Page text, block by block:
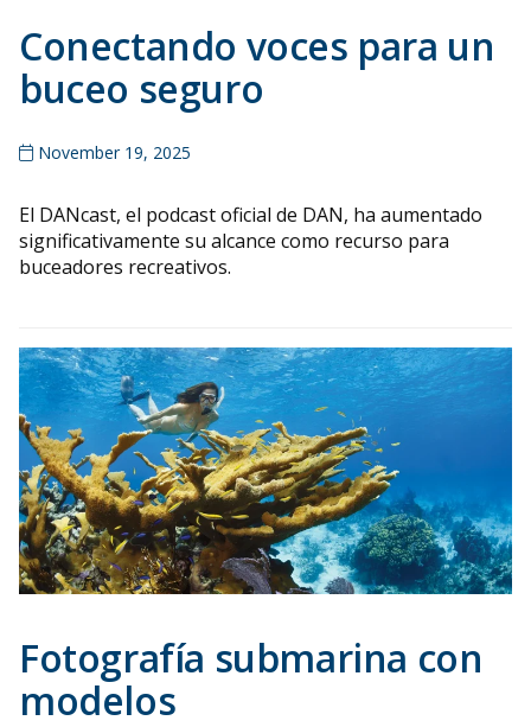
Conectando voces para un
buceo seguro
November 19, 2025
El DANcast, el podcast oficial de DAN, ha aumentado
significativamente su alcance como recurso para
buceadores recreativos.
Fotografía submarina con
modelos